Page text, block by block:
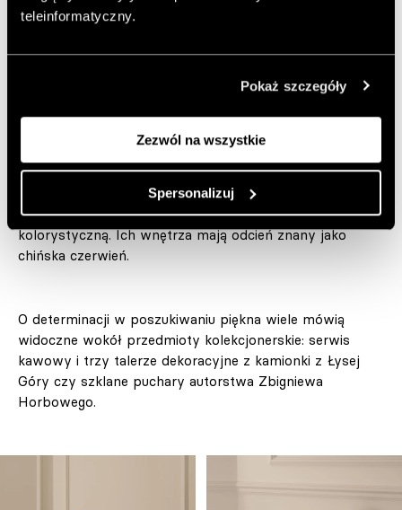
teleinformatyczny.
Pokaż szczegóły
Zezwól na wszystkie
Spersonalizuj
apartamentu– mówi Piotr Łucyan. Do śniadań czy
Widoczny na frontach kuchennych fornir przywodzi na
międzywojennej. Długie tradycje ma też żłobkowanie,
którego rytm wzbogacił jednobarwne drzwiczki szafek
wiszących – nawiązania do długich i bogatych dziejów
wzornictwa to znak rozpoznawczy stylu Piotra Łucyana.
Jednocześnie górne szafki kryją kolejną niespodziankę
kolorystyczną. Ich wnętrza mają odcień znany jako
chińska czerwień.
O determinacji w poszukiwaniu piękna wiele mówią
widoczne wokół przedmioty kolekcjonerskie: serwis
kawowy i trzy talerze dekoracyjne z kamionki z Łysej
Góry czy szklane puchary autorstwa Zbigniewa
Horbowego.